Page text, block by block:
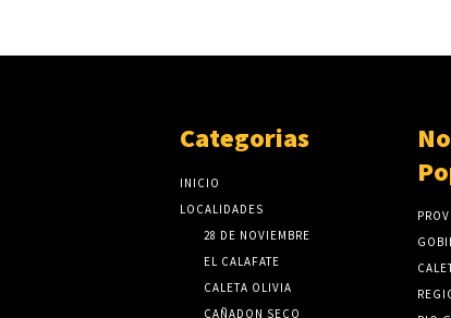
Categorias
INICIO
LOCALIDADES
28 DE NOVIEMBRE
EL CALAFATE
CALETA OLIVIA
CAÑADON SECO